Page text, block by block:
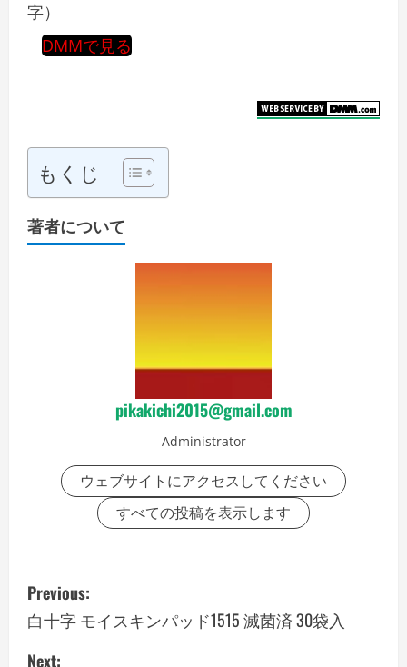
字）
DMMで見る
もくじ
著者について
pikakichi2015@gmail.com
Administrator
ウェブサイトにアクセスしてください
すべての投稿を表示します
P
o
Previous:
白十字 モイスキンパッド1515 滅菌済 30袋入
Next: